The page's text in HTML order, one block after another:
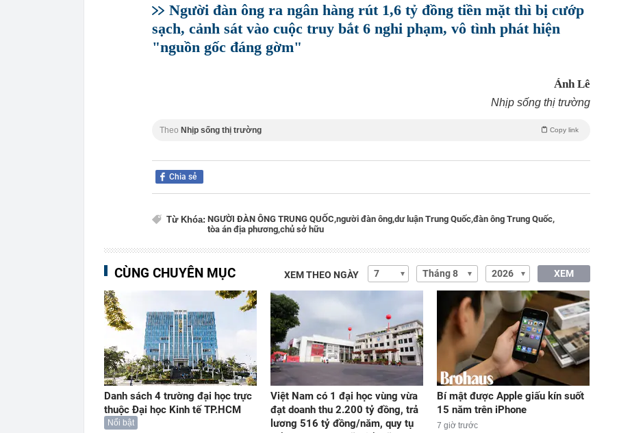
Người đàn ông ra ngân hàng rút 1,6 tỷ đồng tiền mặt thì bị cướp
sạch, cảnh sát vào cuộc truy bắt 6 nghi phạm, vô tình phát hiện
"nguồn gốc đáng gờm"
Ánh Lê
Nhịp sống thị trường
Theo Nhịp sống thị trường Copy link
Chia sẻ
Từ Khóa: NGƯỜI ĐÀN ÔNG TRUNG QUỐC,người đàn ông,dư luận Trung Quốc,đàn ông Trung Quốc,
tòa án địa phương,chủ sở hữu
CÙNG CHUYÊN MỤC XEM THEO NGÀY XEM
Danh sách 4 trường đại học trực
thuộc Đại học Kinh tế TP.HCM
Nổi bật
Việt Nam có 1 đại học vùng vừa
đạt doanh thu 2.200 tỷ đồng, trả
lương 516 tỷ đồng/năm, quy tụ
Bí mật được Apple giấu kín suốt
15 năm trên iPhone
7 giờ trước